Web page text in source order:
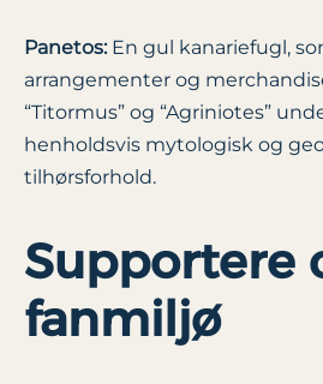
Panetos:En gul kanariefugl,
arrangementer og
“Titormus” og “Agriniotes”
henholdsvis mytologisk og
tilhørsforhold.
Supportere
fanmiljø